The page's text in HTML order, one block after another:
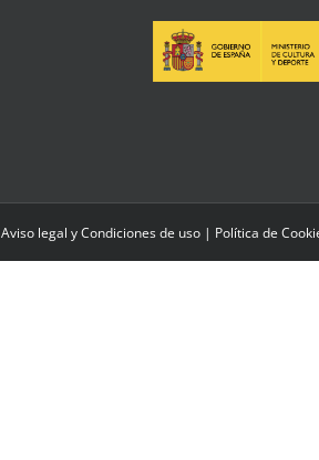
Aviso legal y Condiciones de uso | Política de